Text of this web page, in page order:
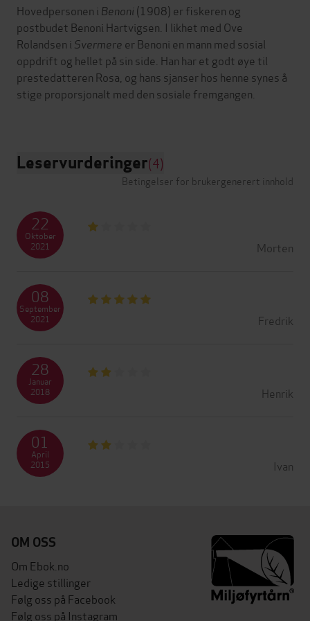
Hovedpersonen i Benoni(1908) er fiskeren og
postbudet Benoni Hartvigsen. I likhet med Ove
Rolandsen i Svermere er Benoni en mann med sosial
oppdrift og hellet på sin side. Han har et godt øye til
prestedatteren Rosa, og hans sjanser hos henne synes å
stige proporsjonalt med den sosiale fremgangen.
Leservurderinger(4)
Betingelser for brukergenerert innhold
Morten
22
Oktober
2021
Fredrik
08
September
2021
Henrik
28
Januar
2018
Ivan
01
April
2015
OM OSS
Om Ebok.no
Ledige stillinger
Følg oss på Facebook
Følg oss på Instagram